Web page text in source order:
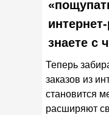
знаете с
Теперь
заказов из
становится
расширяют